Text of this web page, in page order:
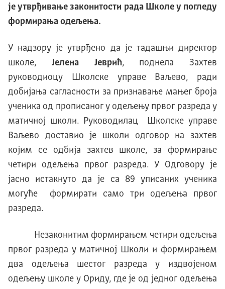
је утврђивање законитости рада Школе у погледу
формирања одељења.
У надзору је утврђено да је тадашњи директор
школе, Јелена Јеврић, поднела Захтев
руководиоцу Школске управе Ваљево, ради
добијања сагласности за признавање мањег броја
ученика од прописаног у одељењу првог разреда у
матичној школи. Руководилац Школске управе
Ваљево доставио је школи одговор на захтев
којим се одбија захтев школе, за формирање
четири одељења првог разреда. У Одговору је
јасно истакнуто да је са 89 уписаних ученика
могуће формирати само три одељења првог
разреда.
Незаконитим формирањем четири одељења
првог разреда у матичној Школи и формирањем
два одељења шестог разреда у издвојеном
одељењу школе у Ориду, где је од једног одељења